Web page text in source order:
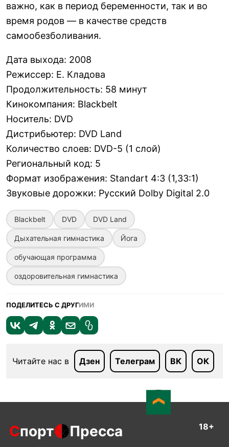
важно, как в период беременности, так и во
время родов — в качестве средств
самообезболивания.
Дата выхода: 2008
Режиссер: Е. Кладова
Продолжительность: 58 минут
Кинокомпания: Blackbelt
Носитель: DVD
Дистрибьютер: DVD Land
Количество слоев: DVD-5 (1 слой)
Региональный код: 5
Формат изображения: Standart 4:3 (1,33:1)
Звуковые дорожки: Русский Dolby Digital 2.0
Blackbelt DVD DVD Land
Дыхательная гимнастика Йога
обучающая программа
оздоровительная гимнастика
ПОДЕЛИТЕСЬ С ДРУГИМИ
Читайте нас в Дзен Телеграм ВК ОК
Спорт Пресса 18+